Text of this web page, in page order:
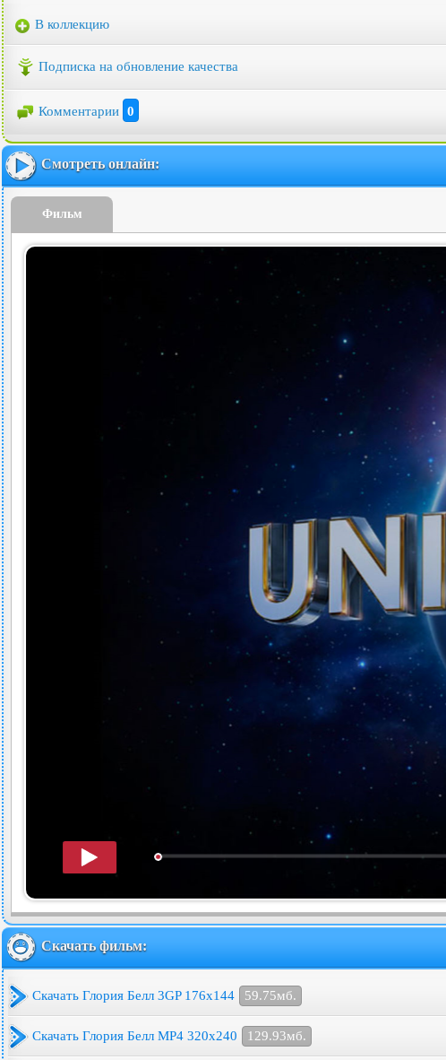
В коллекцию
Подписка на обновление качества
Комментарии 0
Смотреть онлайн:
Фильм
Скачать фильм:
Скачать Глория Белл 3GP 176x144 59.75мб.
Скачать Глория Белл MP4 320x240 129.93мб.